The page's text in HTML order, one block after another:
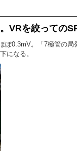
VRを絞っての
ぼ0.3mV。「7極管の
になる。